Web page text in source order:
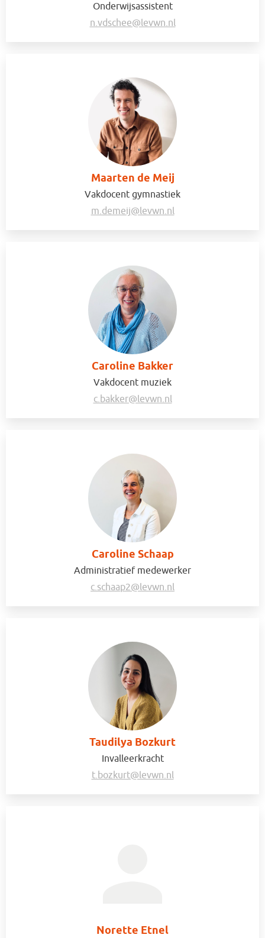
Onderwijsassistent
n.vdschee@levwn.nl
Maarten de Meij
Vakdocent gymnastiek
m.demeij@levwn.nl
Caroline Bakker
Vakdocent muziek
c.bakker@levwn.nl
Caroline Schaap
Administratief medewerker
c.schaap2@levwn.nl
Taudilya Bozkurt
Invalleerkracht
t.bozkurt@levwn.nl
Norette Etnel